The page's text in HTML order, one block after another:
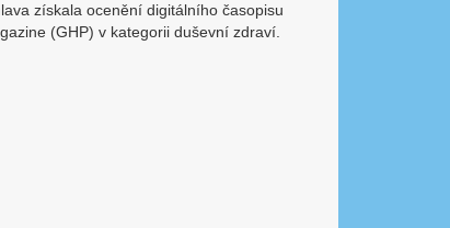
získala ocenění digitálního časopisu
(GHP) v kategorii duševní zdraví.